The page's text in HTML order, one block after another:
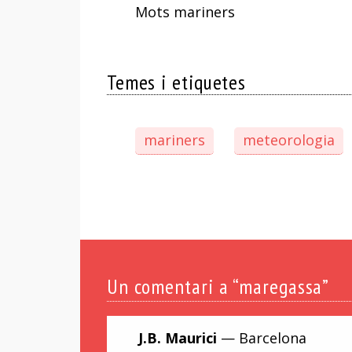
Mots mariners
Temes i etiquetes
mariners meteorologia
Un comentari a “maregassa”
J.B. Maurici — Barcelona